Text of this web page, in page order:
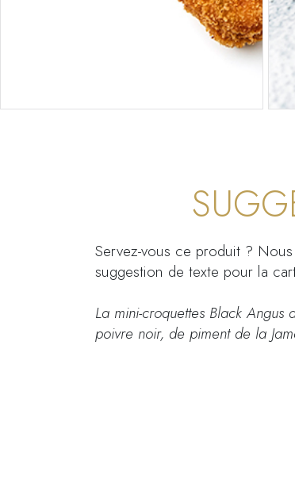
Servez-vous ce produit ?
suggestion de texte pour la
La mini-croquettes Black
poivre noir, de piment de la